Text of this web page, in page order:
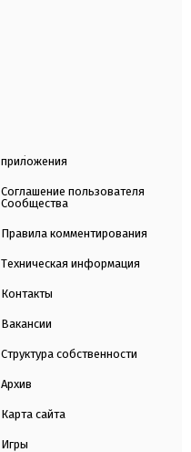
приложения
Соглашение пользователя
Сообщества
Правила комментирования
Техническая информация
Контакты
Вакансии
Структура собственности
Архив
Карта сайта
Игры